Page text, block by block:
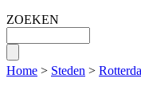
ZOEKEN
Home > Steden >